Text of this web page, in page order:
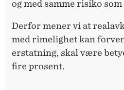
og med samme risiko
Derfor mener vi at
med rimelighet kan
erstatning, skal være
fire prosent.